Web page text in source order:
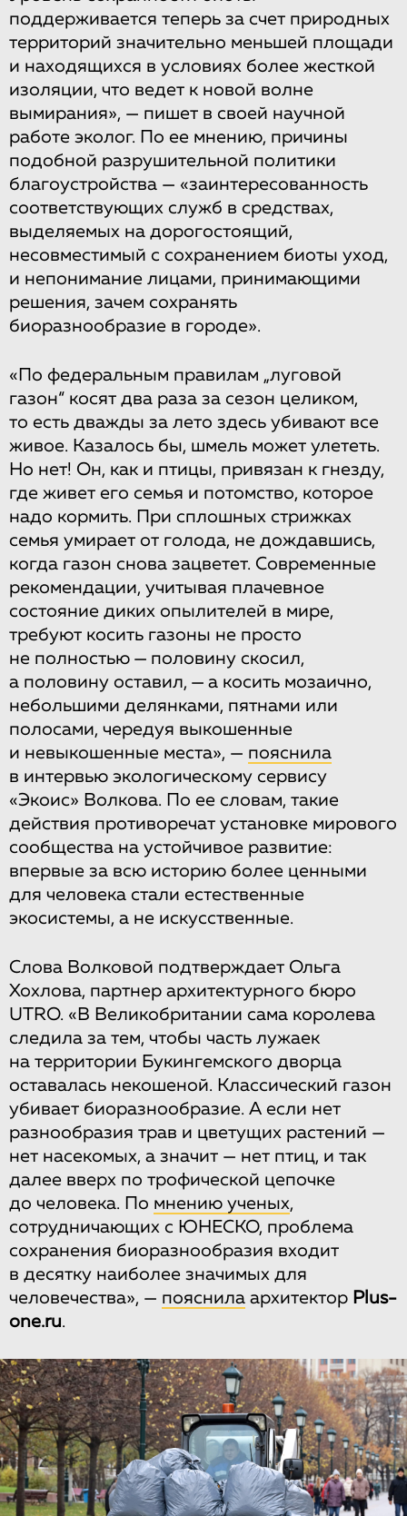
поддерживается теперь за счет природных
территорий значительно меньшей площади
и находящихся в условиях более жесткой
изоляции, что ведет к новой волне
вымирания», — пишет в своей научной
работе эколог. По ее мнению, причины
подобной разрушительной политики
благоустройства — «заинтересованность
соответствующих служб в средствах,
выделяемых на дорогостоящий,
несовместимый с сохранением биоты уход,
и непонимание лицами, принимающими
решения, зачем сохранять
биоразнообразие в городе».
«По федеральным правилам „луговой
газон“ косят два раза за сезон целиком,
то есть дважды за лето здесь убивают все
живое. Казалось бы, шмель может улететь.
Но нет! Он, как и птицы, привязан к гнезду,
где живет его семья и потомство, которое
надо кормить. При сплошных стрижках
семья умирает от голода, не дождавшись,
когда газон снова зацветет. Современные
рекомендации, учитывая плачевное
состояние диких опылителей в мире,
требуют косить газоны не просто
не полностью — половину скосил,
а половину оставил, — а косить мозаично,
небольшими делянками, пятнами или
полосами, чередуя выкошенные
и невыкошенные места», — пояснила
в интервью экологическому сервису
«Экоис» Волкова. По ее словам, такие
действия противоречат установке мирового
сообщества на устойчивое развитие:
впервые за всю историю более ценными
для человека стали естественные
экосистемы, а не искусственные.
Слова Волковой подтверждает Ольга
Хохлова, партнер архитектурного бюро
UTRO. «В Великобритании сама королева
следила за тем, чтобы часть лужаек
на территории Букингемского дворца
оставалась некошеной. Классический газон
убивает биоразнообразие. А если нет
разнообразия трав и цветущих растений —
нет насекомых, а значит — нет птиц, и так
далее вверх по трофической цепочке
до человека. По мнению ученых,
сотрудничающих с ЮНЕСКО, проблема
сохранения биоразнообразия входит
в десятку наиболее значимых для
человечества», — пояснила архитектор Plus-
one.ru.